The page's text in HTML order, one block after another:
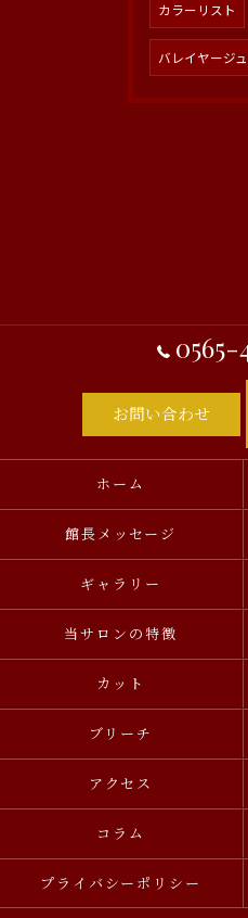
カラーリスト
バレイヤージュ
0565-
お問い合わせ
ホーム
館長メッセージ
ギャラリー
当サロンの特徴
カット
ブリーチ
アクセス
コラム
プライバシーポリシー